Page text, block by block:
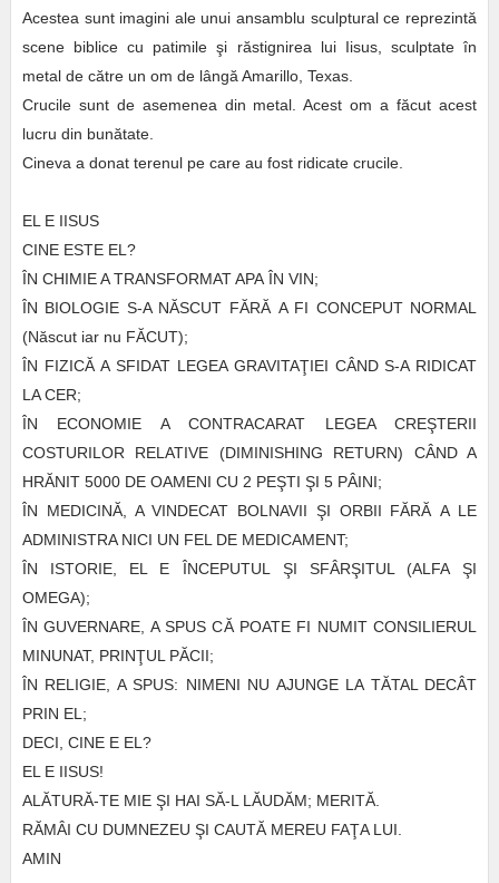
Acestea sunt imagini ale unui ansamblu sculptural ce reprezintă
scene biblice cu patimile şi răstignirea lui Iisus, sculptate în
metal de către un om de lângă Amarillo, Texas.
Crucile sunt de asemenea din metal. Acest om a făcut acest
lucru din bunătate.
Cineva a donat terenul pe care au fost ridicate crucile.
EL E IISUS
CINE ESTE EL?
ÎN CHIMIE A TRANSFORMAT APA ÎN VIN;
ÎN BIOLOGIE S-A NĂSCUT FĂRĂ A FI CONCEPUT NORMAL
(Născut iar nu FĂCUT);
ÎN FIZICĂA SFIDAT LEGEA GRAVITAŢIEI CÂND S-A RIDICAT
LA CER;
ÎN ECONOMIE A CONTRACARAT LEGEA CREŞTERII
COSTURILOR RELATIVE (DIMINISHING RETURN) CÂND A
HRĂNIT 5000 DE OAMENI CU 2 PEŞTI ŞI 5 PÂINI;
ÎN MEDICINĂ, A VINDECAT BOLNAVII ŞI ORBII FĂRĂ A LE
ADMINISTRA NICI UN FEL DE MEDICAMENT;
ÎN ISTORIE, EL E ÎNCEPUTUL ŞI SFÂRŞITUL (ALFAŞI
OMEGA);
ÎN GUVERNARE, A SPUS CĂ POATE FI NUMIT CONSILIERUL
MINUNAT, PRINŢUL PĂCII;
ÎN RELIGIE, A SPUS: NIMENI NU AJUNGE LA TĂTAL DECÂT
PRIN EL;
DECI, CINE E EL?
EL E IISUS!
AL ĂTURĂ-TE MIE ŞI HAI SĂ-L L ĂUDĂM; MERITĂ.
RĂMÂI CU DUMNEZEU ŞI CAUTĂMEREU FAŢA LUI.
AMIN